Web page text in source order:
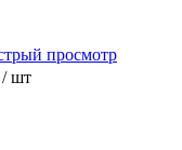
просмотр
/ шт